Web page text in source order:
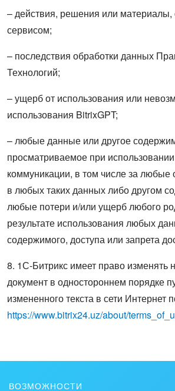
– действия, решения или
сервисом;
– последствия обработки данных
Технологий;
– ущерб от использования или
использования BitrixGPT;
– любые данные или другое
просматриваемое при
коммуникации, в том числе за
в любых таких данных либо другом
любые потери и/или ущерб любого
результате использования любых
содержимого, доступа или запрета
8. 1С-Битрикс имеет право изменять
документ в одностороннем порядке
измененного текста в сети Интернет
https://www.bitrix24.uz/about/
ВОЗМОЖНОСТИ